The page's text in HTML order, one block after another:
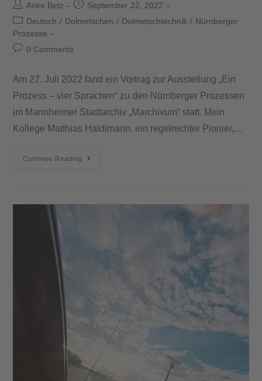
Anke Betz
September 22, 2022
Deutsch / Dolmetschen / Dolmetschtechnik / Nürnberger
Prozesse
0 Comments
Am 27. Juli 2022 fand ein Vortrag zur Ausstellung „Ein
Prozess – vier Sprachen“ zu den Nürnberger Prozessen
im Mannheimer Stadtarchiv „Marchivum“ statt. Mein
Kollege Matthias Haldimann, ein regelrechter Pionier,…
Continue Reading